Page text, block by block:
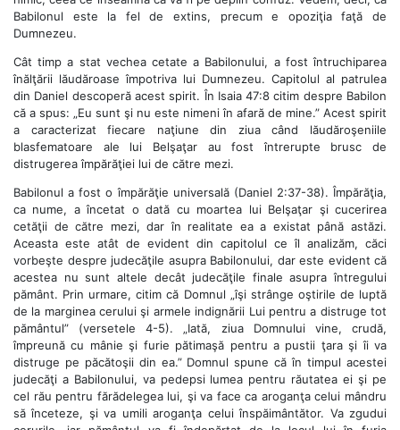
Babilonul este la fel de extins, precum e opoziţia faţă de
Dumnezeu.
Cât timp a stat vechea cetate a Babilonului, a fost întruchiparea
înălţării lăudăroase împotriva lui Dumnezeu. Capitolul al patrulea
din Daniel descoperă acest spirit. În Isaia 47:8 citim despre Babilon
că a spus: „Eu sunt şi nu este nimeni în afară de mine.” Acest spirit
a caracterizat fiecare naţiune din ziua când lăudăroşeniile
blasfematoare ale lui Belşaţar au fost întrerupte brusc de
distrugerea împărăţiei lui de către mezi.
Babilonul a fost o împărăţie universală (Daniel 2:37-38). Împărăţia,
ca nume, a încetat o dată cu moartea lui Belşaţar şi cucerirea
cetăţii de către mezi, dar în realitate ea a existat până astăzi.
Aceasta este atât de evident din capitolul ce îl analizăm, căci
vorbeşte despre judecăţile asupra Babilonului, dar este evident că
acestea nu sunt altele decât judecăţile finale asupra întregului
pământ. Prin urmare, citim că Domnul „îşi strânge oştirile de luptă
de la marginea cerului şi armele indignării Lui pentru a distruge tot
pământul” (versetele 4-5). „Iată, ziua Domnului vine, crudă,
împreună cu mânie şi furie pătimaşă pentru a pustii ţara şi îi va
distruge pe păcătoşii din ea.” Domnul spune că în timpul acestei
judecăţi a Babilonului, va pedepsi lumea pentru răutatea ei şi pe
cel rău pentru fărădelegea lui, şi va face ca aroganţa celui mândru
să înceteze, şi va umili aroganţa celui înspăimântător. Va zgudui